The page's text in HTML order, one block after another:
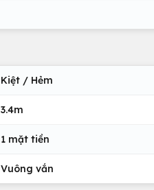
Kiệt / Hẻm
3.4m
1 mặt tiền
Vuông vắn